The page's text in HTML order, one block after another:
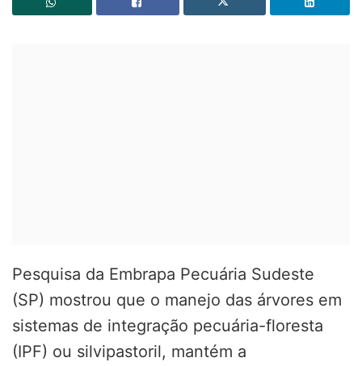
Pesquisa da Embrapa Pecuária Sudeste
(SP) mostrou que o manejo das árvores em
sistemas de integração pecuária-floresta
(IPF) ou silvipastoril, mantém a